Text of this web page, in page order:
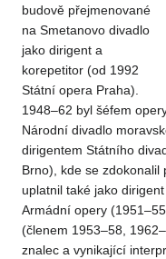
budově přejmenované
na Smetanovo divadlo
jako dirigent a
korepetitor (od 1992
Státní opera Praha).
1948–62 byl šéfem
Národní divadlo
dirigentem Státního
Brno), kde se zdokonalil
uplatnil také jako
Armádní opery
(členem 1953–58,
znalec a vynikající